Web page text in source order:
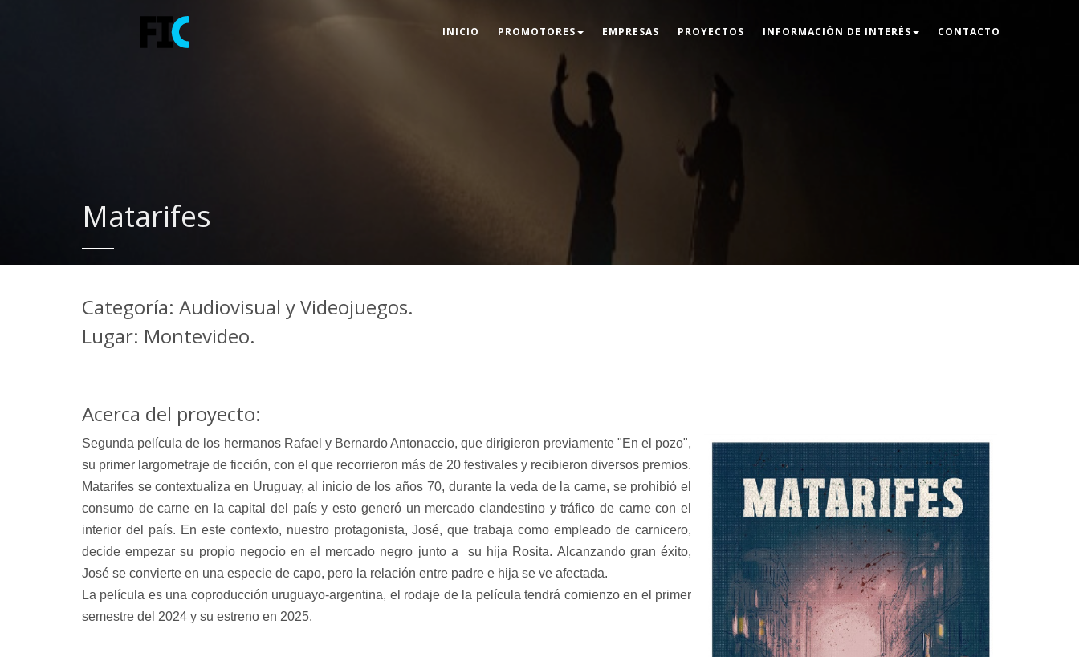
INICIO PROMOTORES EMPRESAS PROYECTOS INFORMACIÓN DE INTERÉS CONTACTO
Matarifes
Categoría: Audiovisual y Videojuegos.
Lugar: Montevideo.
Acerca del proyecto:
Segunda película de los hermanos Rafael y Bernardo Antonaccio, que dirigieron previamente "En el pozo",
su primer largometraje de ficción, con el que recorrieron más de 20 festivales y recibieron diversos premios.
Matarifes se contextualiza en Uruguay, al inicio de los años 70, durante la veda de la carne, se prohibió el
consumo de carne en la capital del país y esto generó un mercado clandestino y tráfico de carne con el
interior del país. En este contexto, nuestro protagonista, José, que trabaja como empleado de carnicero,
decide empezar su propio negocio en el mercado negro junto a su hija Rosita. Alcanzando gran éxito,
José se convierte en una especie de capo, pero la relación entre padre e hija se ve afectada.
La película es una coproducción uruguayo-argentina, el rodaje de la película tendrá comienzo en el primer
semestre del 2024 y su estreno en 2025.